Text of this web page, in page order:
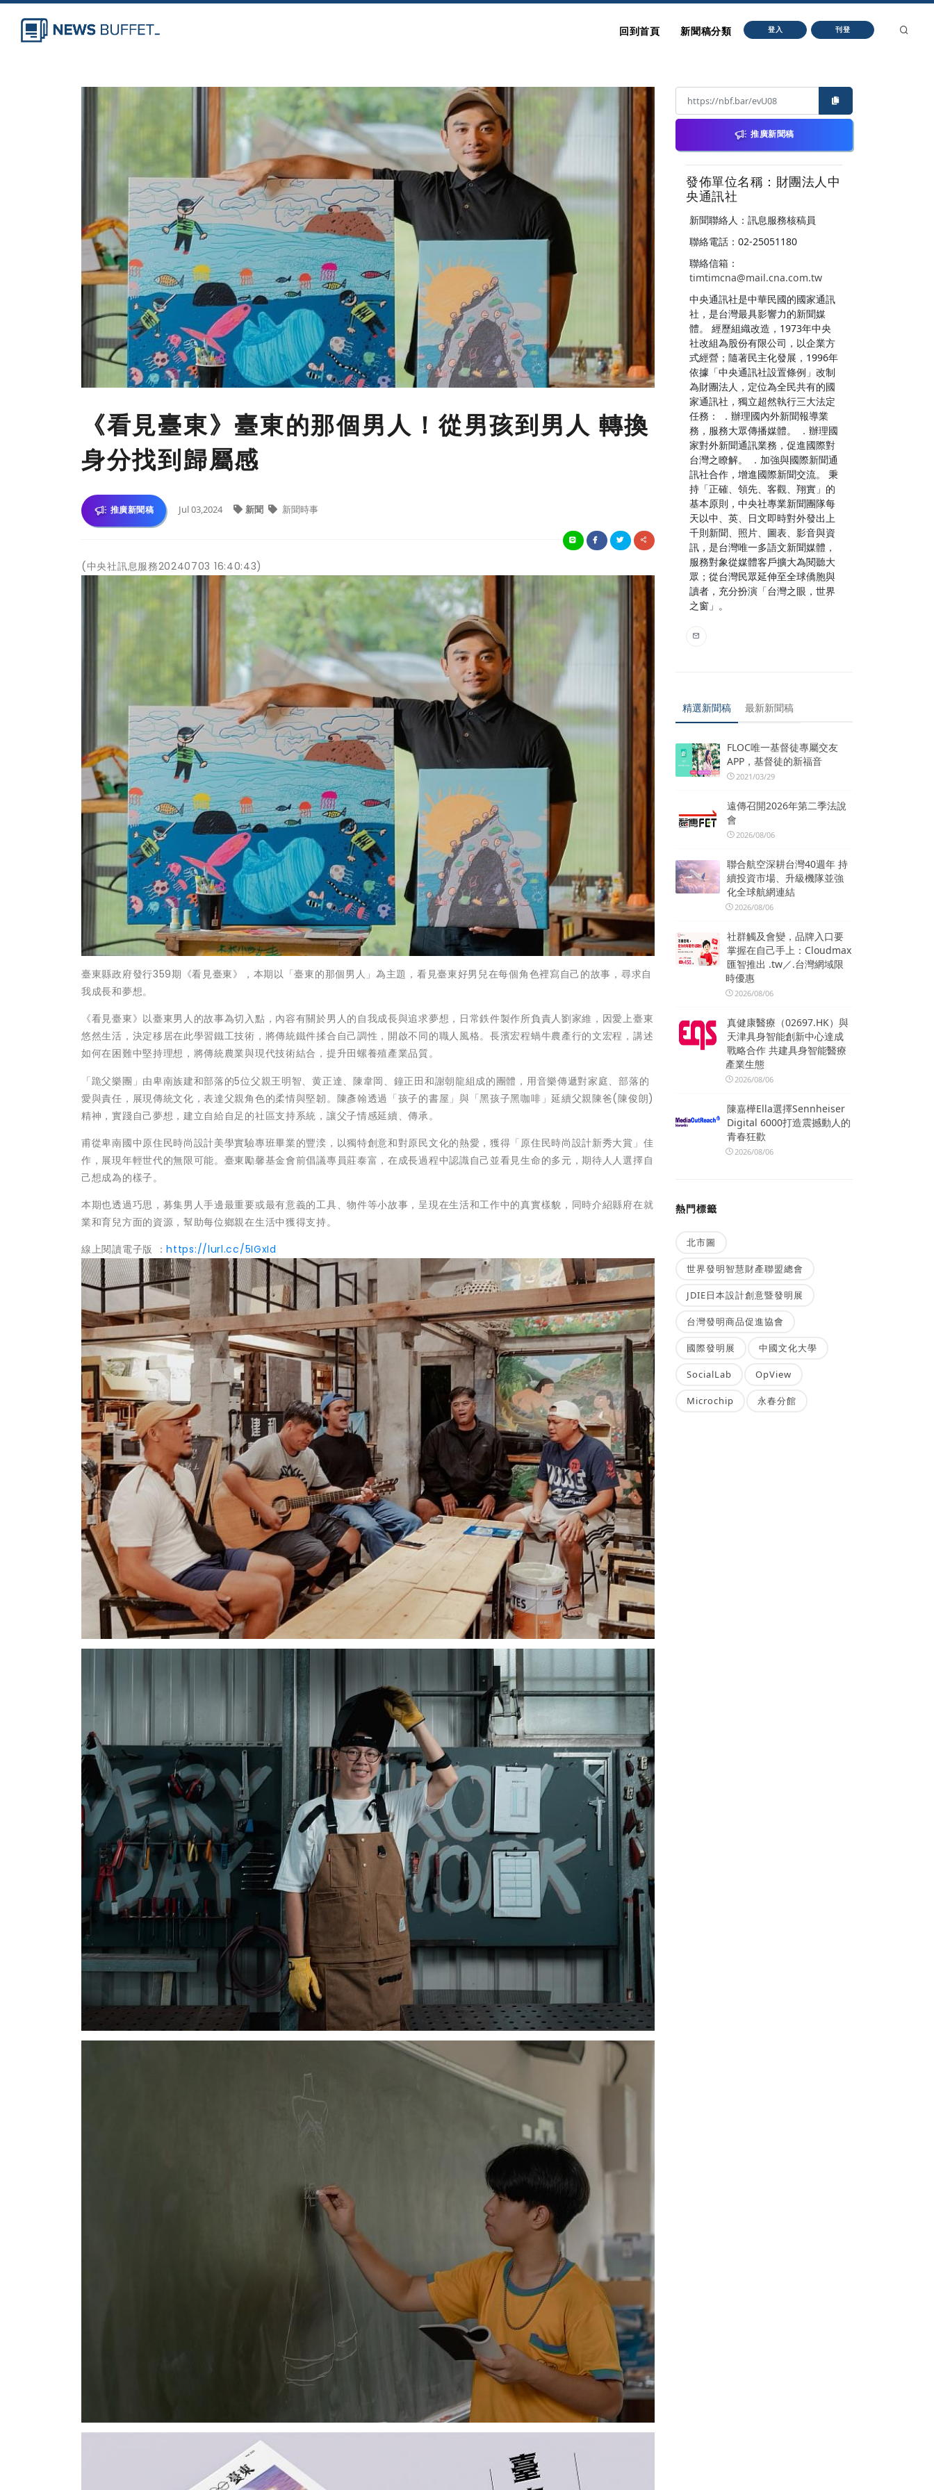
回到首頁 新聞稿分類 登入 刊登
《看見臺東》臺東的那個男人！從男孩到男人 轉換
身分找到歸屬感
推廣新聞稿 Jul 03,2024 新聞 新聞時事
(中央社訊息服務20240703 16:40:43)
臺東縣政府發行359期《看見臺東》，本期以「臺東的那個男人」為主題，看見臺東好男兒在每個角色裡寫自己的故事，尋求自
我成長和夢想。
《看見臺東》以臺東男人的故事為切入點，內容有關於男人的自我成長與追求夢想，日常鉄件製作所負責人劉家維，因愛上臺東
悠然生活，決定移居在此學習鐵工技術，將傳統鐵件揉合自己調性，開啟不同的職人風格。長濱宏程蝸牛農產行的文宏程，講述
如何在困難中堅持理想，將傳統農業與現代技術結合，提升田螺養殖產業品質。
「跪父樂團」由卑南族建和部落的5位父親王明智、黄正達、陳韋岡、鐘正田和謝朝龍組成的團體，用音樂傳遞對家庭、部落的
愛與責任，展現傳統文化，表達父親角色的柔情與堅韌。陳彥翰透過「孩子的書屋」與「黑孩子黑咖啡」延續父親陳爸(陳俊朗)
精神，實踐自己夢想，建立自給自足的社區支持系統，讓父子情感延續、傳承。
甫從卑南國中原住民時尚設計美學實驗專班畢業的豐湙，以獨特創意和對原民文化的熱愛，獲得「原住民時尚設計新秀大賞」佳
作，展現年輕世代的無限可能。臺東勵馨基金會前倡議專員莊泰富，在成長過程中認識自己並看見生命的多元，期待人人選擇自
己想成為的樣子。
本期也透過巧思，募集男人手邊最重要或最有意義的工具、物件等小故事，呈現在生活和工作中的真實樣貌，同時介紹縣府在就
業和育兒方面的資源，幫助每位鄉親在生活中獲得支持。
線上閱讀電子版 ：https://lurl.cc/5IGxId
推廣新聞稿
發佈單位名稱：財團法人中
央通訊社
新聞聯絡人：訊息服務核稿員
聯絡電話：02-25051180
聯絡信箱：
timtimcna@mail.cna.com.tw
中央通訊社是中華民國的國家通訊
社，是台灣最具影響力的新聞媒
體。 經歷組織改造，1973年中央
社改組為股份有限公司，以企業方
式經營；隨著民主化發展，1996年
依據「中央通訊社設置條例」改制
為財團法人，定位為全民共有的國
家通訊社，獨立超然執行三大法定
任務： ．辦理國內外新聞報導業
務，服務大眾傳播媒體。 ．辦理國
家對外新聞通訊業務，促進國際對
台灣之瞭解。 ．加強與國際新聞通
訊社合作，增進國際新聞交流。 秉
持「正確、領先、客觀、翔實」的
基本原則，中央社專業新聞團隊每
天以中、英、日文即時對外發出上
千則新聞、照片、圖表、影音與資
訊，是台灣唯一多語文新聞媒體，
服務對象從媒體客戶擴大為閱聽大
眾；從台灣民眾延伸至全球僑胞與
讀者，充分扮演「台灣之眼，世界
之窗」。
精選新聞稿 最新新聞稿
FLOC唯一基督徒專屬交友
APP，基督徒的新福音
2021/03/29
遠傳召開2026年第二季法說
會
2026/08/06
聯合航空深耕台灣40週年 持
續投資市場、升級機隊並強
化全球航網連結
2026/08/06
社群觸及會變，品牌入口要
掌握在自己手上：Cloudmax
匯智推出 .tw／.台灣網域限
時優惠
2026/08/06
真健康醫療（02697.HK）與
天津具身智能創新中心達成
戰略合作 共建具身智能醫療
產業生態
2026/08/06
陳嘉樺Ella選擇Sennheiser
Digital 6000打造震撼動人的
青春狂歡
2026/08/06
熱門標籤
北市圖
世界發明智慧財產聯盟總會
JDIE日本設計創意暨發明展
台灣發明商品促進協會
國際發明展 中國文化大學
SocialLab OpView
Microchip 永春分館